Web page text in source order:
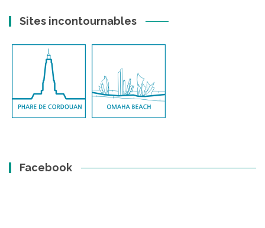
Sites incontournables
Facebook